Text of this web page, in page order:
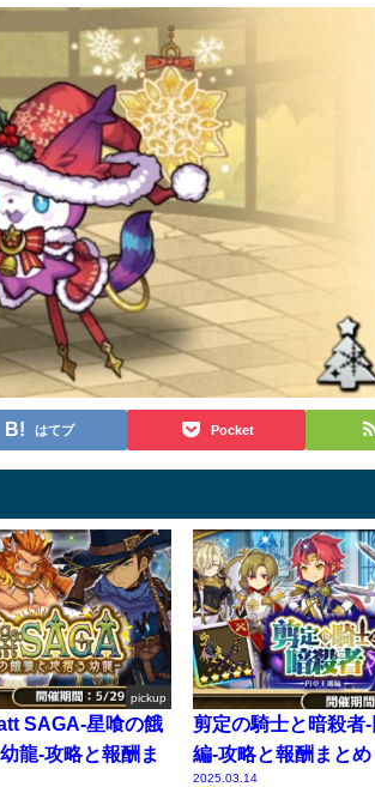
はてブ Pocket
pickup
SAGA-星喰の餓
龍-攻略と報酬ま
剪定の騎士と暗殺者
編-攻略と報酬まとめ
2025.03.14